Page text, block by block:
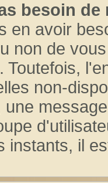
besoin de
en avoir
non de
Toutefois,
non-
une
instants, il